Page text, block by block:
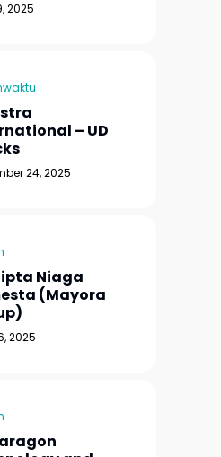
2025
– UD
24, 2025
Niaga
(Mayora
2025